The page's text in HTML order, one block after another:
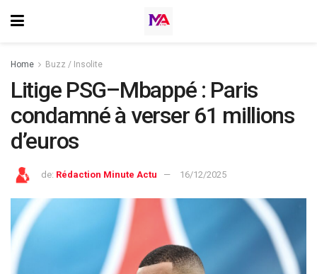
Home Buzz / Insolite
Litige PSG–Mbappé : Paris
condamné à verser 61 millions
d’euros
de: Rédaction Minute Actu 16/12/2025